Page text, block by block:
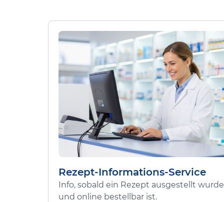
Rezept-Informations-Service
Info, sobald ein Rezept ausgestellt wurde
und online bestellbar ist.